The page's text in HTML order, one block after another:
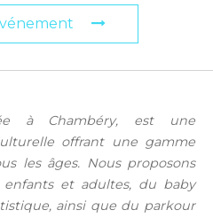
à Chambéry, est une
offrant une gamme
les âges. Nous proposons
et adultes, du baby
ainsi que du parkour